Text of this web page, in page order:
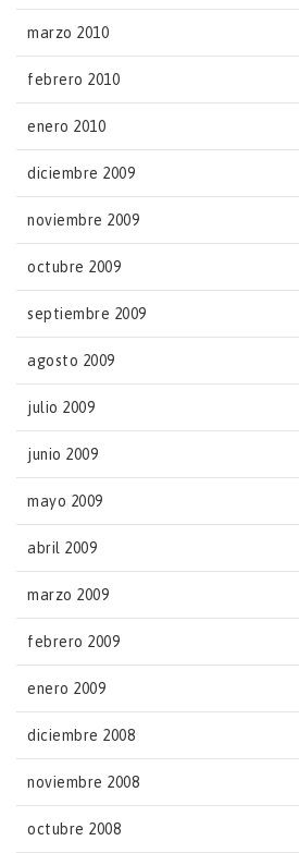
marzo 2010
febrero 2010
enero 2010
diciembre 2009
noviembre 2009
octubre 2009
septiembre 2009
agosto 2009
julio 2009
junio 2009
mayo 2009
abril 2009
marzo 2009
febrero 2009
enero 2009
diciembre 2008
noviembre 2008
octubre 2008